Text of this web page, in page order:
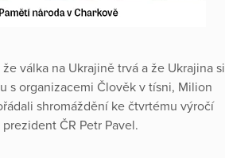
válka na Ukrajině trvá a že Ukrajina si
s organizacemi Člověk v tísni, Milion
shromáždění ke čtvrtému výročí
ČR Petr Pavel.